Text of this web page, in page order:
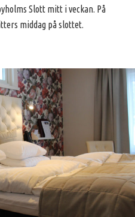
Slott mitt i veckan. På
middag på slottet.